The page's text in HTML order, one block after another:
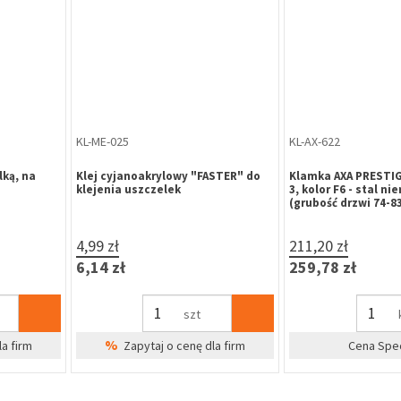
EL-AA-062
Elektrozaczep Assa Abloy ST280-
BE12P 12 V DC do zamków
1 814,46 zł
2 231,79 zł
szt
Cena Wyprzedażowa
OD-KU-016
Odbojnik
biały
2,50 zł
3,08 zł
Zapytaj o